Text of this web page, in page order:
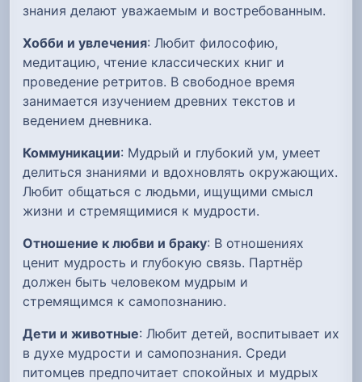
знания делают уважаемым и востребованным.
Хобби и увлечения: Любит философию,
медитацию, чтение классических книг и
проведение ретритов. В свободное время
занимается изучением древних текстов и
ведением дневника.
Коммуникации: Мудрый и глубокий ум, умеет
делиться знаниями и вдохновлять окружающих.
Любит общаться с людьми, ищущими смысл
жизни и стремящимися к мудрости.
Отношение к любви и браку: В отношениях
ценит мудрость и глубокую связь. Партнёр
должен быть человеком мудрым и
стремящимся к самопознанию.
Дети и животные: Любит детей, воспитывает их
в духе мудрости и самопознания. Среди
питомцев предпочитает спокойных и мудрых